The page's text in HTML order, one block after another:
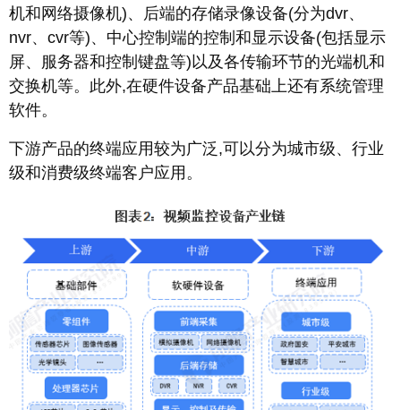
机和网络摄像机)、后端的存储录像设备(分为dvr、
nvr、cvr等)、中心控制端的控制和显示设备(包括显示
屏、服务器和控制键盘等)以及各传输环节的光端机和
交换机等。此外,在硬件设备产品基础上还有系统管理
软件。
下游产品的终端应用较为广泛,可以分为城市级、行业
级和消费级终端客户应用。